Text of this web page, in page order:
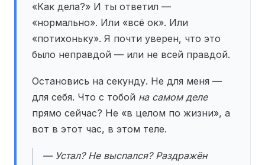
«Как дела?» И ты ответил —
«нормально». Или «всё ок». Или
«потихоньку». Я почти уверен, что это
было неправдой — или не всей правдой.
Остановись на секунду. Не для меня —
для себя. Что с тобой на самом деле
прямо сейчас? Не «в целом по жизни», а
вот в этот час, в этом теле.
— Устал? Не выспался? Раздражён